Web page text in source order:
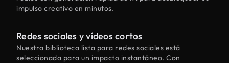
impulso creativo en minutos.
Redes sociales y vídeos cortos
Nuestra biblioteca lista para redes sociales está
seleccionada para un impacto instantáneo. Con